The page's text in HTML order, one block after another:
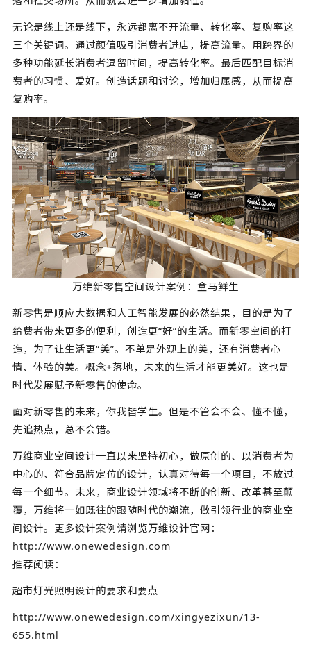
无论是线上还是线下，永远都离不开流量、转化率、复购率这
三个关键词。通过颜值吸引消费者进店，提高流量。用跨界的
多种功能延长消费者逗留时间，提高转化率。最后匹配目标消
费者的习惯、爱好。创造话题和讨论，增加归属感，从而提高
复购率。
万维新零售空间设计案例：盒马鲜生
新零售是顺应大数据和人工智能发展的必然结果，目的是为了
给费者带来更多的便利，创造更“好”的生活。而新零空间的打
造，为了让生活更“美”。不单是外观上的美，还有消费者心
情、体验的美。概念+落地，未来的生活才能更美好。这也是
时代发展赋予新零售的使命。
面对新零售的未来，你我皆学生。但是不管会不会、懂不懂，
先追热点，总不会错。
万维商业空间设计一直以来坚持初心，做原创的、以消费者为
中心的、符合品牌定位的设计，认真对待每一个项目，不放过
每一个细节。未来，商业设计领域将不断的创新、改革甚至颠
覆，万维将一如既往的跟随时代的潮流，做引领行业的商业空
间设计。更多设计案例请浏览万维设计官网：
http://www.onewedesign.com
推荐阅读：
超市灯光照明设计的要求和要点
http://www.onewedesign.com/xingyezixun/13-
655.html